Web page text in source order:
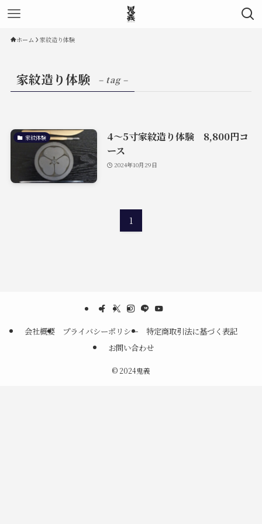
ホーム 家紋造り体験
家紋造り体験 – tag –
家紋体験
4～5寸家紋造り体験 8,800円コ
ース
2024年10月29日
1
会社概要 プライバシーポリシー
特定商取引法に基づく表記
お問い合わせ
© 2024鬼義